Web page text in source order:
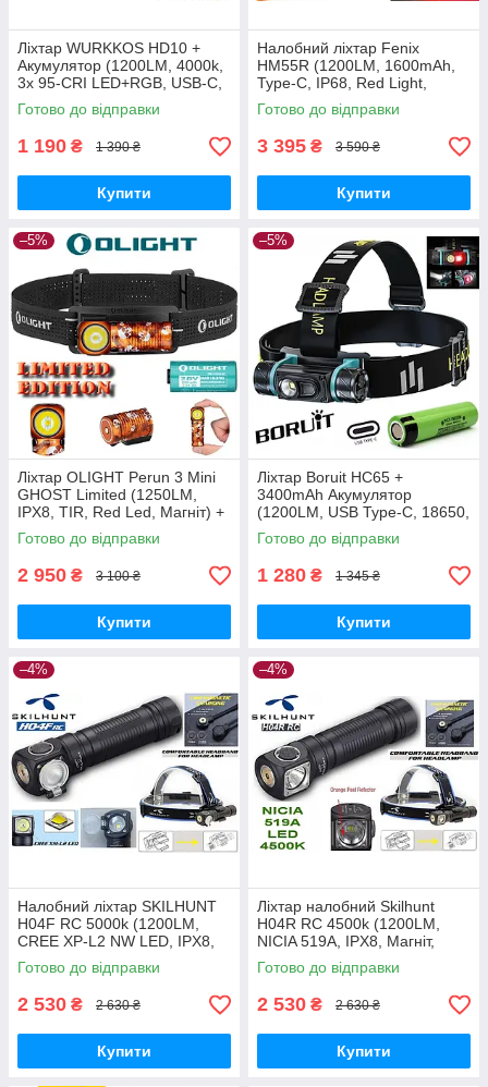
Ліхтар WURKKOS HD10 +
Акумулятор (1200LM, 4000k,
3x 95-CRI LED+RGB, USB-C,
IP-68, Магніт, Кліпса, Anduril
2)
Готово до відправки
1 190 ₴ 1 390 ₴
Купити
Налобний ліхтар Fenix
HM55R (1200LM, 1600mAh,
Type-C, IP68, Red Light,
18350) Фіолетовий
Готово до відправки
3 395 ₴ 3 590 ₴
Купити
–5%
Ліхтар OLIGHT Perun 3 Mini
GHOST Limited (1250LM,
IPX8, TIR, Red Led, Магніт) +
Акумулятор 16340 650mAh
Готово до відправки
2 950 ₴ 3 100 ₴
Купити
–5%
Ліхтар Boruit HC65 +
3400mAh Акумулятор
(1200LM, USB Type-C, 18650,
IPX6, Red Light)
Готово до відправки
1 280 ₴ 1 345 ₴
Купити
–4%
Налобний ліхтар SKILHUNT
H04F RC 5000k (1200LM,
CREE XP-L2 NW LED, IPX8,
Магніт, TIR + плоске скло)
Готово до відправки
2 530 ₴ 2 630 ₴
Купити
–4%
Ліхтар налобний Skilhunt
H04R RC 4500k (1200LM,
NICIA 519A, IPX8, Магніт,
Плоске скло)
Готово до відправки
2 530 ₴ 2 630 ₴
Купити